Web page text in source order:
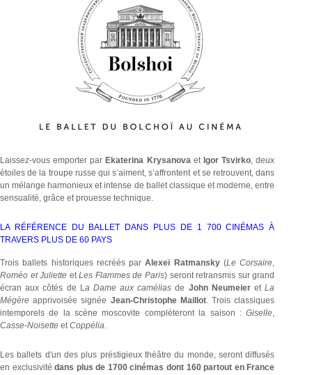
Laissez-vous emporter par Ekaterina Krysanovaet Igor Tsvirko, deux
étoiles de la troupe russe qui s’aiment, s’affrontent et se retrouvent, dans
un mélange harmonieux et intense de ballet classique et moderne, entre
sensualité, grâce et prouesse technique.
LA RÉFÉRENCE DU BALLET DANS PLUS DE 1 700 CINÉMAS À
TRAVERS PLUS DE 60 PAYS
Trois ballets historiques recréés parAlexeï Ratmansky(Le Corsaire
Roméo et Juliette etLes Flammes de Paris) seront retransmis sur grand
écran aux côtés de L a Dame aux camélias de John NeumeieretLa
Mégère apprivoisée signée Jean-Christophe Maillot. Trois classiques
intemporels de la scène moscovite complèteront la saison :Giselle
Casse-Noisette et Coppélia
Les ballets d'un des plus préstigieux théâtre du monde, seront diffusés
en exclusivitédans plus de 1700 cinémas dont 160 partout en France